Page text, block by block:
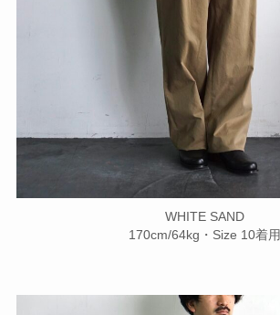
WHITE SAND
170cm/64kg・Size 10着用